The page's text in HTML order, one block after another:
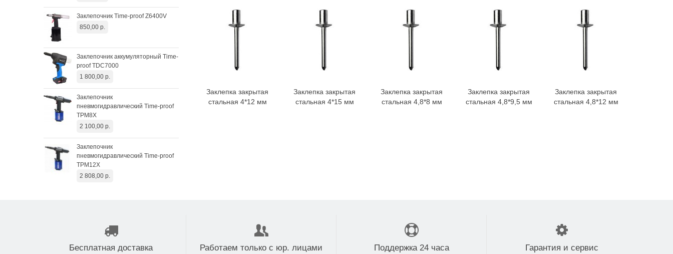
Заклепочник Time-proof Z6400V
850,00 р.
Заклепочник аккумуляторный Time-
proof TDC7000
1 800,00 р.
Заклепочник
пневмогидравлический Time-proof
TPM8X
2 100,00 р.
Заклепочник
пневмогидравлический Time-proof
TPM12X
2 808,00 р.
Аппарат приварки шпилек Absolut
SW 3000
4 200,00 р.
электрогидравлический
В корзину
Заклепка закрытая
стальная 4*12 мм
В корзину
Заклепка закрытая
стальная 4*15 мм
В корзину
Заклепка закрытая
стальная 4,8*8 мм
В корзину
Заклепка закрытая
стальная 4,8*9,5 мм
В корзину
Заклепка закрытая
стальная 4,8*12 мм
Бесплатная доставка Работаем только с юр. лицами Поддержка 24 часа Гарантия и сервис